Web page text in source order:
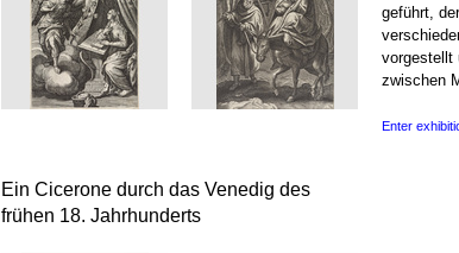
geführt,
vorgestellt
zwischen
Enter
Ein Cicerone durch das Venedig des
frühen 18. Jahrhunderts